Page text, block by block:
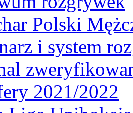
Polski
i system
2021/2022